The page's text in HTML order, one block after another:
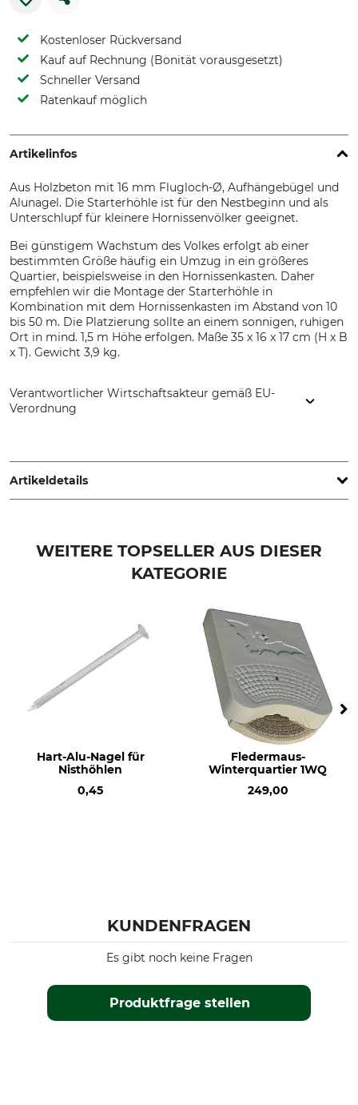
Kostenloser Rückversand
Kauf auf Rechnung (Bonität vorausgesetzt)
Schneller Versand
Ratenkauf möglich
Artikelinfos
Aus Holzbeton mit 16 mm Flugloch-Ø, Aufhängebügel und
Alunagel. Die Starterhöhle ist für den Nestbeginn und als
Unterschlupf für kleinere Hornissenvölker geeignet.
Bei günstigem Wachstum des Volkes erfolgt ab einer
bestimmten Größe häufig ein Umzug in ein größeres
Quartier, beispielsweise in den Hornissenkasten. Daher
empfehlen wir die Montage der Starterhöhle in
Kombination mit dem Hornissenkasten im Abstand von 10
bis 50 m. Die Platzierung sollte an einem sonnigen, ruhigen
Ort in mind. 1,5 m Höhe erfolgen. Maße 35 x 16 x 17 cm (H x B
x T). Gewicht 3,9 kg.
Verantwortlicher Wirtschaftsakteur gemäß EU-
Verordnung
35, 73614 Schorndorf, Germany, www.schwegler-natur.de
Artikeldetails
Breite (außen)
Tiefe (außen)
17 cm
WEITERE TOPSELLER AUS DIESER
KATEGORIE
Hart-Alu-Nagel für
Nisthöhlen
0,45
Fledermaus-
Winterquartier 1WQ
249,00
KUNDENFRAGEN
Produktfrage stellen
Es gibt noch keine Fragen